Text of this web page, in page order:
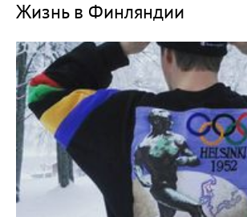
Жизнь в Финляндии